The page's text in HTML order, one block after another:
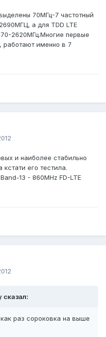
70МГц-7 частотный
а для TDD LTE
2620МГц.Многие первые
работают именно в 7
и наиболее стабильно
его тестила.
13 - 860MHz FD-LTE
раз сороковка на выше